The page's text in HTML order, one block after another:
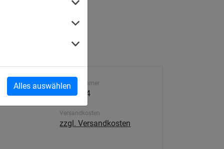
Alles auswählenArtikelnummer
5000-4-4
Versandkosten
zzgl. Versandkosten